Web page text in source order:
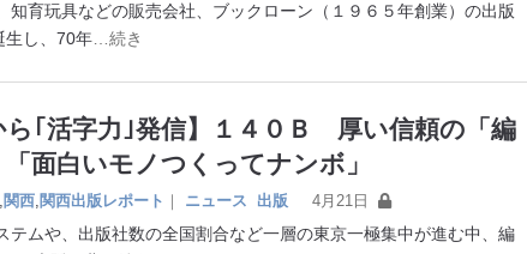
育玩具などの販売会社、ブックローン（１９６５年創業）の出版
生し、70年 …続き
ら｢活字力｣発信】１４０Ｂ 厚い信頼の「編
面白いモノつくってナンボ」
, 関西, 関西出版レポート ｜ ニュース 出版 4月21日
ムや、出版社数の全国割合など一層の東京一極集中が進む中、編